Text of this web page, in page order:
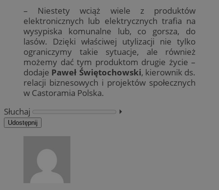
– Niestety wciąż wiele z produktów
elektronicznych lub elektrycznych trafia na
wysypiska komunalne lub, co gorsza, do
lasów. Dzięki właściwej utylizacji nie tylko
ograniczymy takie sytuacje, ale również
możemy dać tym produktom drugie życie –
dodaje Paweł Świętochowski, kierownik ds.
relacji biznesowych i projektów społecznych
w Castoramia Polska.
Słuchaj
⏵︎
Udostępnij